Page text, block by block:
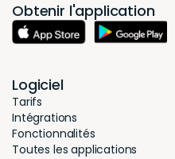
Obtenir l'application
Logiciel
Tarifs
Intégrations
Fonctionnalités
Toutes les applications